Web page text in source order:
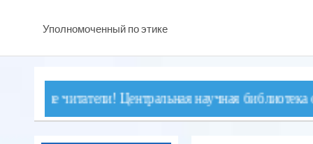
Уполномоченный по этике
читатели! Центральная научная библиотека